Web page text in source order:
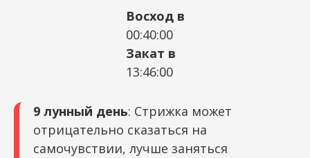
Восход в
00:40:00
Закат в
13:46:00
9 лунный день: Стрижка может
отрицательно сказаться на
самочувствии, лучше заняться